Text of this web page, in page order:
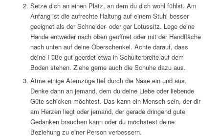
Setze dich an einen Platz, an dem du dich wohl fühlst. Am
Anfang ist die aufrechte Haltung auf einem Stuhl besser
geeignet als der Schneider- oder gar Lotussitz. Lege deine
Hände entweder nach oben geöffnet oder mit der Handfläche
nach unten auf deine Oberschenkel. Achte darauf, dass
deine Füße gut geerdet etwa in Schulterbreite auf dem
Boden stehen. Ziehe gerne auch die Schuhe dazu aus.
Atme einige Atemzüge tief durch die Nase ein und aus.
Denke dann an jemand, dem du deine Liebe oder liebende
Güte schicken möchtest. Das kann ein Mensch sein, der dir
am Herzen liegt oder jemand, der gerade dringend gute
Gedanken brauchen kann oder du möchstest deine
Beziehung zu einer Person verbessern.